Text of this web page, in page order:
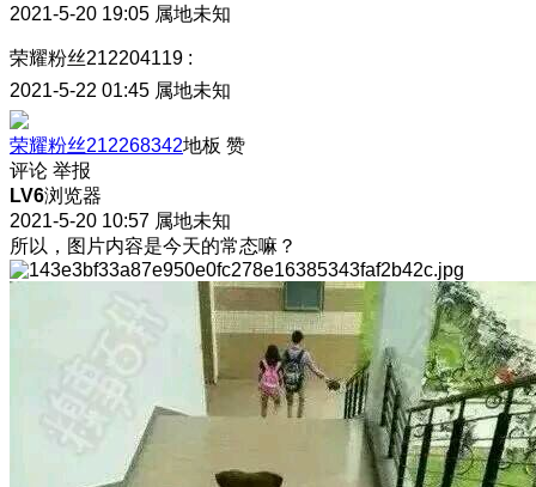
2021-5-20 19:05 属地未知
荣耀粉丝212204119 :
2021-5-22 01:45 属地未知
荣耀粉丝212268342地板 赞
评论 举报
LV6浏览器
2021-5-20 10:57 属地未知
所以，图片内容是今天的常态嘛？